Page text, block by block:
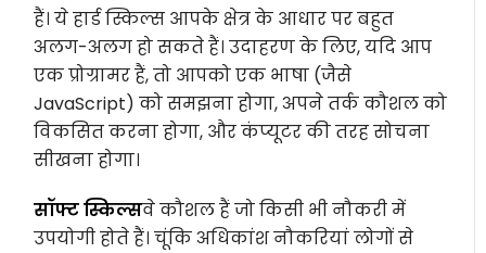
हैं। ये हार्ड स्किल्स आपके क्षेत्र के आधार पर बहुत
अलग-अलग हो सकते हैं। उदाहरण के लिए, यदि आप
एक प्रोग्रामर हैं, तो आपको एक भाषा (जैसे
JavaScript) को समझना होगा, अपने तर्क कौशल को
विकसित करना होगा, और कंप्यूटर की तरह सोचना
सीखना होगा।
सॉफ्ट स्किल्सवे कौशल हैं जो किसी भी नौकरी में
उपयोगी होते हैं। चूंकि अधिकांश नौकरियां लोगों से